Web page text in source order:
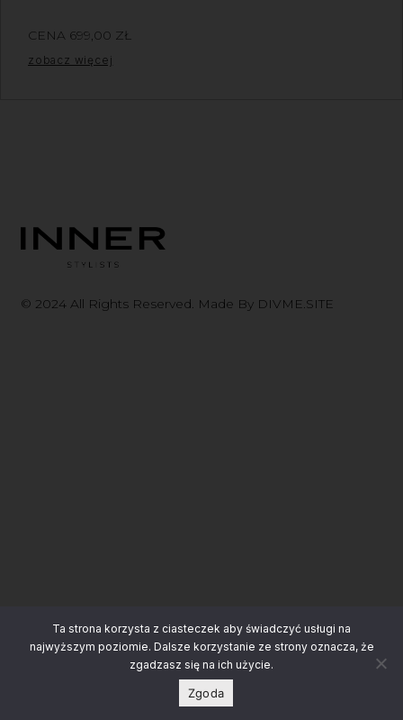
CENA 699,00 ZŁ
zobacz więcej
© 2024 All Rights Reserved. Made By DIVME.SITE
Ta strona korzysta z ciasteczek aby świadczyć usługi na
najwyższym poziomie. Dalsze korzystanie ze strony oznacza, że
zgadzasz się na ich użycie.
Zgoda